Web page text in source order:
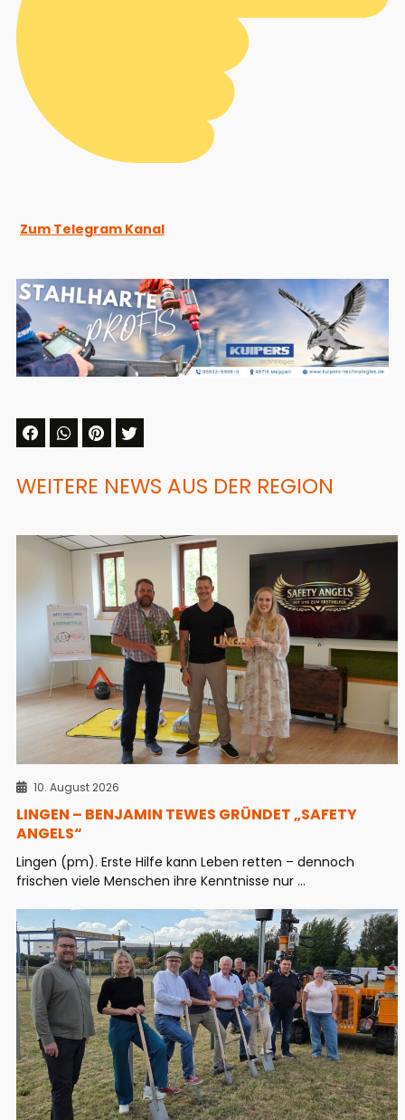
Zum Telegram Kanal
WEITERE NEWS AUS DER REGION
10. August 2026
LINGEN – BENJAMIN TEWES GRÜNDET „SAFETY
ANGELS“
Lingen (pm). Erste Hilfe kann Leben retten – dennoch
frischen viele Menschen ihre Kenntnisse nur ...